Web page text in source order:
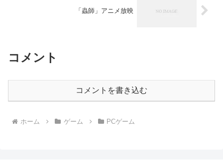
「蟲師」アニメ放映
コメント
コメントを書き込む
ホーム ゲーム PCゲーム